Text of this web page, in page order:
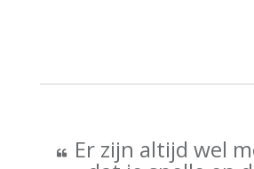
Er zijn altijd wel